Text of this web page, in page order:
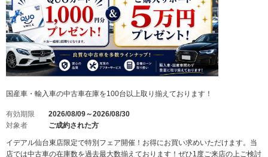
国産車・輸入車の中古車在庫を100台以上取り揃えております！
有効期限
2026/08/09～2026/08/30
対象者
ご成約された方
イデアル仙台東店限定で特別フェア開催！お得にお買い求めいただけます。当
店では中古車の在庫数を過去最大数揃えております！ぜひ1度ご来店の上ご検討